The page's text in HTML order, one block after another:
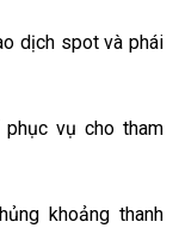
dịch spot và phái
vụ cho tham
khoảng thanh